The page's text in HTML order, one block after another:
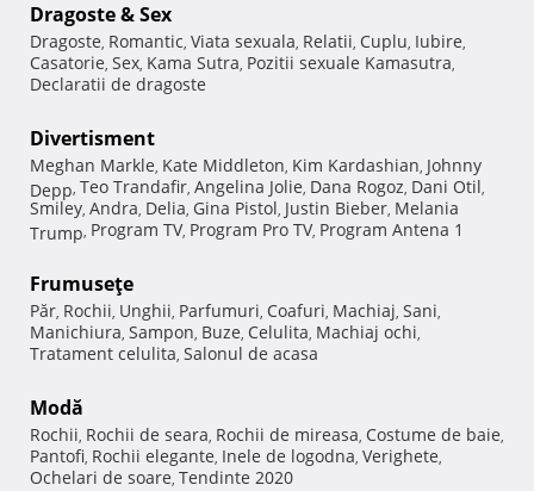
Dragoste & Sex
Dragoste, Romantic, Viata sexuala, Relatii, Cuplu, Iubire,
Casatorie, Sex, Kama Sutra, Pozitii sexuale Kamasutra,
Declaratii de dragoste
Divertisment
Meghan Markle, Kate Middleton, Kim Kardashian, Johnny
Depp, Teo Trandafir, Angelina Jolie, Dana Rogoz, Dani Otil,
Smiley, Andra, Delia, Gina Pistol, Justin Bieber, Melania
Trump, Program TV, Program Pro TV, Program Antena 1
Frumuseţe
Păr, Rochii, Unghii, Parfumuri, Coafuri, Machiaj, Sani,
Manichiura, Sampon, Buze, Celulita, Machiaj ochi,
Tratament celulita, Salonul de acasa
Modă
Rochii, Rochii de seara, Rochii de mireasa, Costume de baie,
Pantofi, Rochii elegante, Inele de logodna, Verighete,
Ochelari de soare, Tendinte 2020